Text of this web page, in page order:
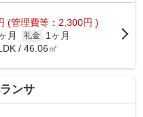
(管理費等：2,300円 )
月 礼金
1ヶ月
/ 46.06㎡
ンサ